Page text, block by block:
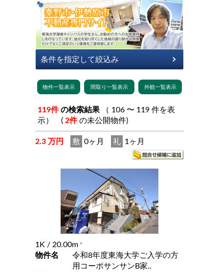
119件 の検索結果
示） ( 2件 の未公開物件)
2.3 万円 敷 0ヶ月 礼 1ヶ月
1K / 20.00m 2
物件名
令和8年度東海大学ご入学の方
用コーポサンサンB家..